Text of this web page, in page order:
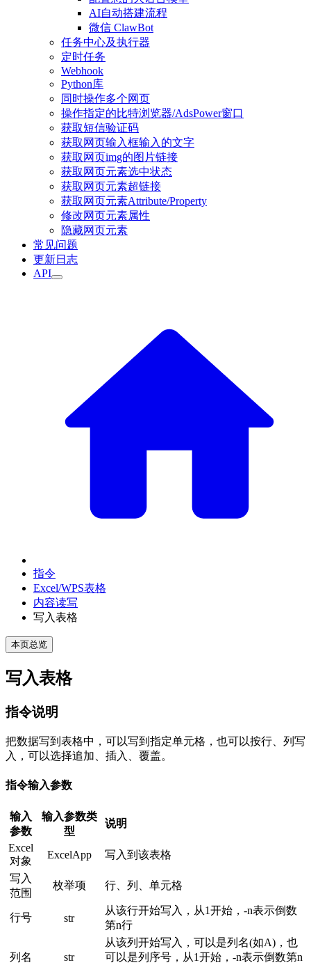
AI自动搭建流程
微信 ClawBot
任务中心及执行器
定时任务
Webhook
Python库
同时操作多个网页
操作指定的比特浏览器/AdsPower窗口
获取短信验证码
获取网页输入框输入的文字
获取网页img的图片链接
获取网页元素选中状态
获取网页元素超链接
获取网页元素Attribute/Property
修改网页元素属性
隐藏网页元素
常见问题
更新日志
API
指令
Excel/WPS表格
内容读写
写入表格
本页总览
写入表格
指令说明
把数据写到表格中，可以写到指定单元格，也可以按行、列写
入，可以选择追加、插入、覆盖。
指令输入参数
输入
参数
输入参数类
型
说明
Excel
对象
ExcelApp
写入到该表格
写入
范围
枚举项 行、列、单元格
行号 str
从该行开始写入，从1开始，-n表示倒数
第n行
列名 str
从该列开始写入，可以是列名(如A)，也
可以是列序号，从1开始，-n表示倒数第n